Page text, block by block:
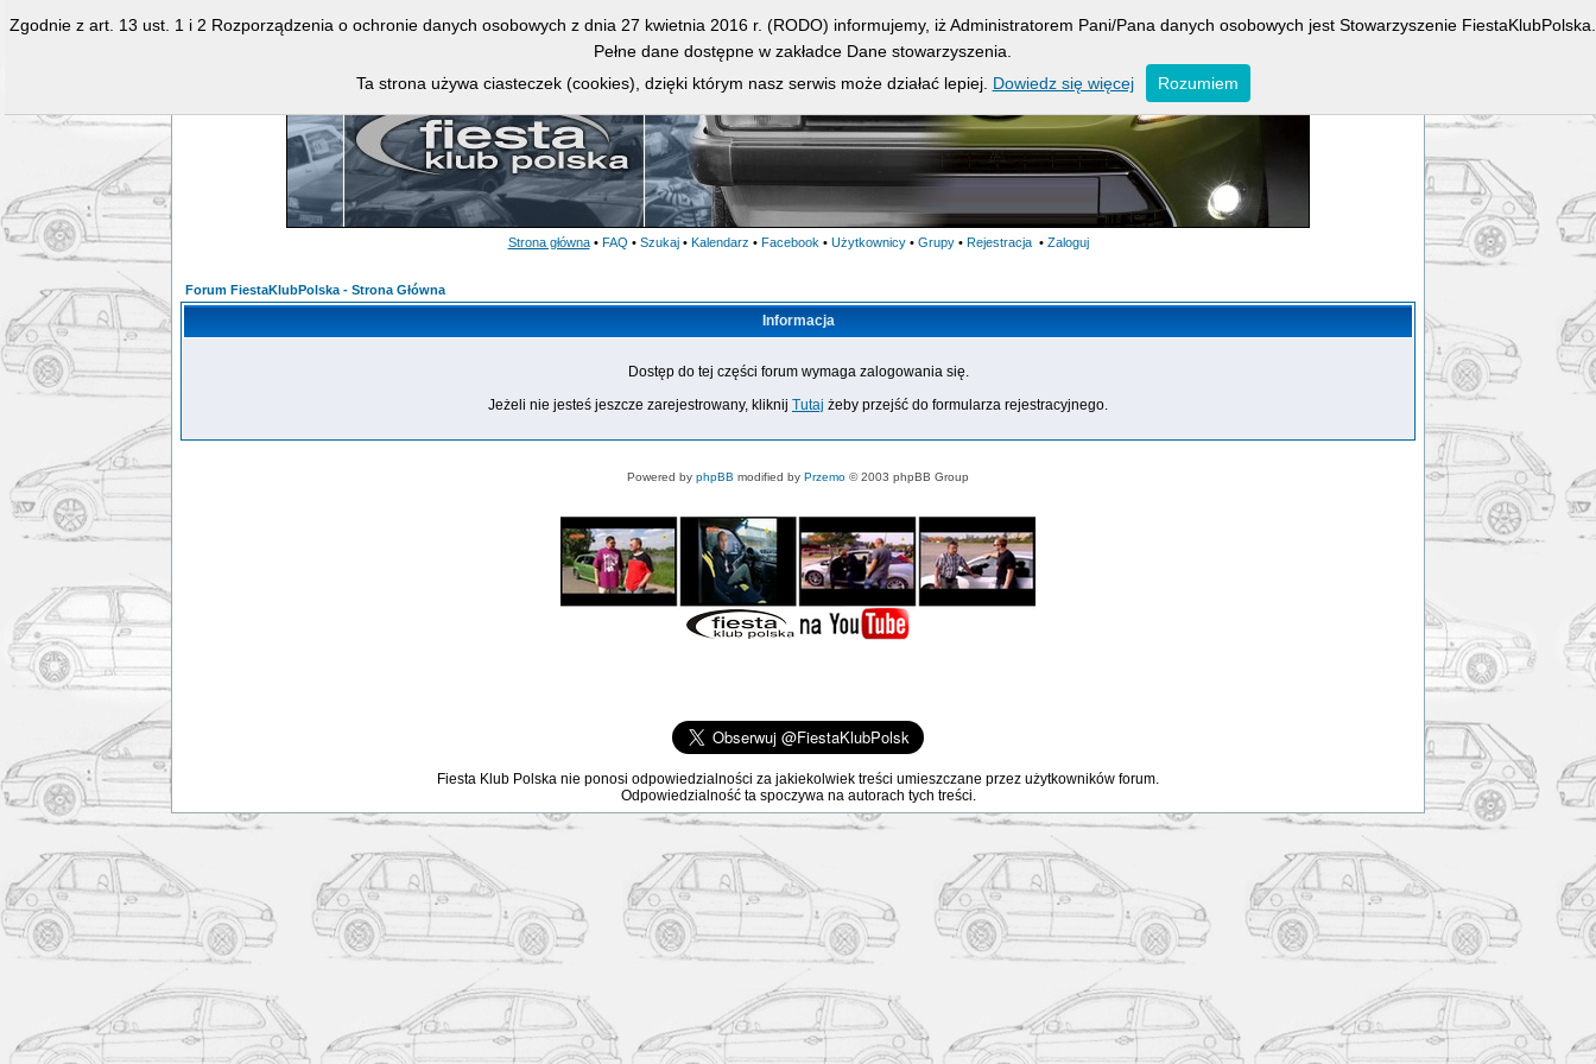
Strona główna • FAQ • Szukaj • Kalendarz • Facebook • Użytkownicy • Grupy • Rejestracja • Zaloguj
Forum FiestaKlubPolska - Strona Główna
Informacja
Dostęp do tej części forum wymaga zalogowania się.
Jeżeli nie jesteś jeszcze zarejestrowany, kliknij Tutaj żeby przejść do formularza rejestracyjnego.
Powered by phpBB modified by Przemo © 2003 phpBB Group
Fiesta Klub Polska nie ponosi odpowiedzialności za jakiekolwiek treści umieszczane przez użytkowników forum.
Odpowiedzialność ta spoczywa na autorach tych treści.
Zgodnie z art. 13 ust. 1 i 2 Rozporządzenia o ochronie danych osobowych z dnia 27 kwietnia 2016 r. (RODO) informujemy, iż Administratorem Pani/Pana danych osobowych jest Stowarzyszenie FiestaKlubPolska.
Pełne dane dostępne w zakładce Dane stowarzyszenia.
Ta strona używa ciasteczek (cookies), dzięki którym nasz serwis może działać lepiej. Dowiedz się więcej Rozumiem